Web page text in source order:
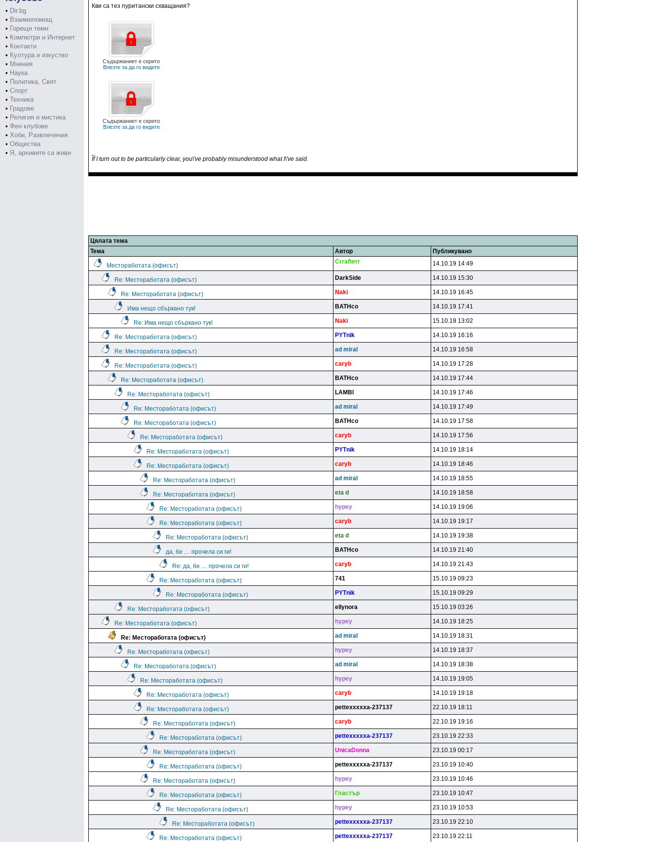
• Dir.bg
• Взаимопомощ
• Горещи теми
• Компютри и Интернет
• Контакти
• Култура и изкуство
• Мнения
• Наука
• Политика, Свят
• Спорт
• Техника
• Градове
• Религия и мистика
• Фен клубове
• Хоби, Развлечения
• Общества
• Я, архивите са живи
Кви са тез пуритански схващания?
Съдържаниет е скрито
Влезте за да го видите
Съдържаниет е скрито
Влезте за да го видите
If I turn out to be particularly clear, you\'ve probably misunderstood what I\'ve said.
Цялата тема
Тема
Автор Публикувано
Местоработата (офисът)
Crrafterr 14.10.19 14:49
Re: Местоработата (офисът) DarkSide 14.10.19 15:30
Re: Местоработата (офисът) Naki 14.10.19 16:45
Има нещо сбъркано тук! BATHco 14.10.19 17:41
Re: Има нещо сбъркано тук! Naki 15.10.19 13:02
Re: Местоработата (офисът) PYTnik 14.10.19 16:16
Re: Местоработата (офисът) ad miral 14.10.19 16:58
Re: Местоработата (офисът) caryb 14.10.19 17:28
Re: Местоработата (офисът) BATHco 14.10.19 17:44
Re: Местоработата (офисът) LAMBl 14.10.19 17:46
Re: Местоработата (офисът) ad miral 14.10.19 17:49
Re: Местоработата (офисът) BATHco 14.10.19 17:58
Re: Местоработата (офисът) caryb 14.10.19 17:56
Re: Местоработата (офисът) PYTnik 14.10.19 18:14
Re: Местоработата (офисът) caryb 14.10.19 18:46
Re: Местоработата (офисът) ad miral 14.10.19 18:55
Re: Местоработата (офисът) eta d 14.10.19 18:58
Re: Местоработата (офисът) hypey 14.10.19 19:06
Re: Местоработата (офисът) caryb 14.10.19 19:17
Re: Местоработата (офисът) eta d 14.10.19 19:38
да, бе .... прочела си ги! BATHco 14.10.19 21:40
Re: да, бе .... прочела си ги! caryb 14.10.19 21:43
Re: Местоработата (офисът) 741 15.10.19 09:23
Re: Местоработата (офисът) PYTnik 15.10.19 09:29
Re: Местоработата (офисът) ellynora 15.10.19 03:26
Re: Местоработата (офисът) hypey 14.10.19 18:25
Re: Местоработата (офисът) ad miral 14.10.19 18:31
Re: Местоработата (офисът) hypey 14.10.19 18:37
Re: Местоработата (офисът) ad miral 14.10.19 18:38
Re: Местоработата (офисът) hypey 14.10.19 19:05
Re: Местоработата (офисът) caryb 14.10.19 19:18
Re: Местоработата (офисът) pettexxxxxa-237137 22.10.19 18:11
Re: Местоработата (офисът) caryb 22.10.19 19:16
Re: Местоработата (офисът) pettexxxxxa-237137 23.10.19 22:33
Re: Местоработата (офисът) UnicaDonna 23.10.19 00:17
Re: Местоработата (офисът) pettexxxxxa-237137 23.10.19 10:40
Re: Местоработата (офисът) hypey 23.10.19 10:46
Re: Местоработата (офисът) Гластър 23.10.19 10:47
Re: Местоработата (офисът) hypey 23.10.19 10:53
Re: Местоработата (офисът) pettexxxxxa-237137 23.10.19 22:10
Re: Местоработата (офисът) pettexxxxxa-237137 23.10.19 22:11